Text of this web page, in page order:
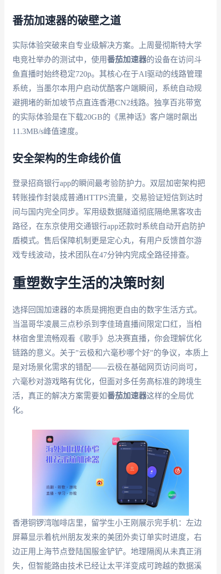
番茄加速器的破壁之道
实际体验突破来自专业级解决方案。上周曼彻斯特大学
电竞社举办的测试中，使用番茄加速器的设备在访问斗
鱼直播时始终稳定720p。其核心在于AI驱动的线路管理
系统，当墨尔本用户启动优酷客户端瞬间，系统自动规
避拥堵的新加坡节点直连香港CN2线路。独享百兆带宽
的实际体验是在下载20GB的《黑神话》客户端时飙出
11.3MB/s峰值速度。
安全架构的生命线价值
登录招商银行app的瞬间最考验防护力。双层加密架构把
转账操作封装成普通HTTPS流量，交易验证短信到达时
间与国内完全同步。军用级数据隧道彻底隔绝黑客攻击
路径，在东京使用交通银行app还款时系统自动开启防护
盾模式。售后保障机制更是定心丸，有用户反馈首尔游
戏专线波动，技术团队在47分钟内完成全路径排查。
重塑数字生活的决策时刻
选择回国加速器的本质是拥抱更自由的数字生活方式。
当温哥华凌晨三点秒杀到李佳琦直播间限定口红，当柏
林宿舍里流畅观看《歌手》总决赛直播，你会理解优化
链路的意义。关于"云极和六毫秒哪个好"的争议，本质上
是对场景化需求的错配——云极在基础网页访问尚可，
六毫秒对游戏略有优化，但面对多任务高标准的跨境生
活，真正的解决方案需要如番茄加速器这样的全局优
化。
香港铜锣湾咖啡店里，留学生小王刚展示完手机：左边
屏幕显示着杭州朋友发来的美团外卖订单实时进度，右
边正用上海节点登陆国服金铲铲。地理隔阂从未真正消
失，但智能路由技术已经让太平洋变成可跨越的数据溪